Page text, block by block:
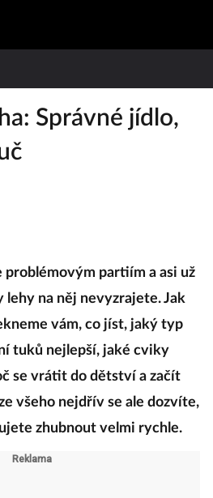
Správné jídlo,
partiím a asi už
lehy na něj nevyzrajete. Jak
vám, co jíst, jaký typ
tuků nejlepší, jaké cviky
se vrátit do dětství a začít
všeho nejdřív se ale dozvíte,
zhubnout velmi rychle.